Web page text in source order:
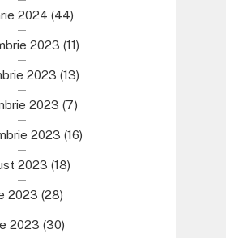
2024 (44)
2023 (11)
2023 (13)
2023 (7)
2023 (16)
2023 (18)
2023 (28)
2023 (30)